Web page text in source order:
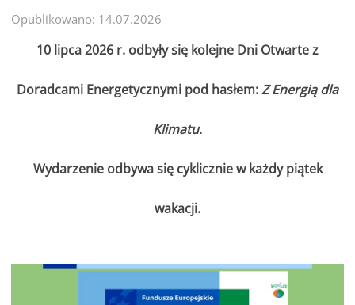
Opublikowano: 14.07.2026
10 lipca 2026 r. odbyły się kolejne Dni Otwarte z
Doradcami Energetycznymi pod hasłem:Z Energią dla
Klimatu.
Wydarzenie odbywa się cyklicznie w każdy piątek
wakacji.